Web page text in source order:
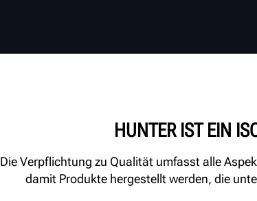
HUNTER IST EIN
Die Verpflichtung zu Qualität umfasst alle
damit Produkte hergestellt werden, die